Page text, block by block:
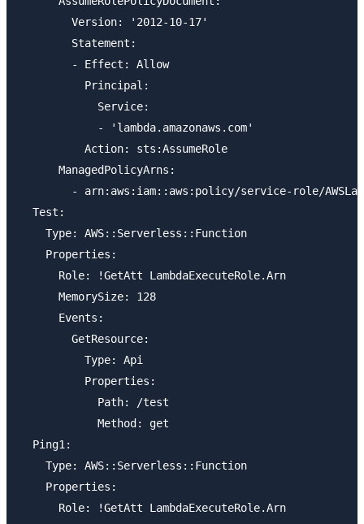
        Version: '2012-10-17'
        Statement:
        - Effect: Allow
          Principal:
            Service:
            - 'lambda.amazonaws.com'
          Action: sts:AssumeRole
      ManagedPolicyArns:
- arn:aws:iam::aws:policy/service-role/
  Test:
    Type: AWS::Serverless::Function
    Properties:
      Role: !GetAtt LambdaExecuteRole.Arn
      MemorySize: 128
      Events:
        GetResource:
          Type: Api
          Properties:
            Path: /test
            Method: get
  Ping1:
    Type: AWS::Serverless::Function
    Properties:
      Role: !GetAtt LambdaExecuteRole.Arn